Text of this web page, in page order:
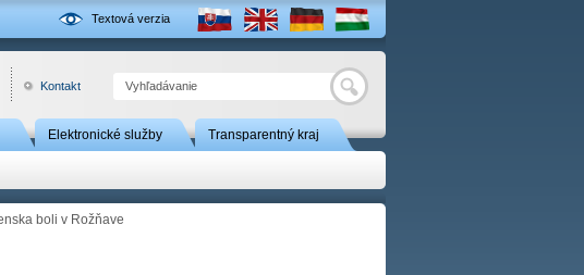
Textová verzia
Hľadať
Kontakt
Elektronické služby Transparentný kraj
boli v Rožňave